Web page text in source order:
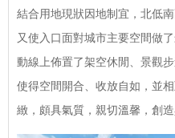
結合用地現狀因地制宜，北低
又使入口面對城市主要空間做
動線上佈置了架空休閒、景觀
使得空間開合、收放自如，並
緻，頗具氣質，親切溫馨，創